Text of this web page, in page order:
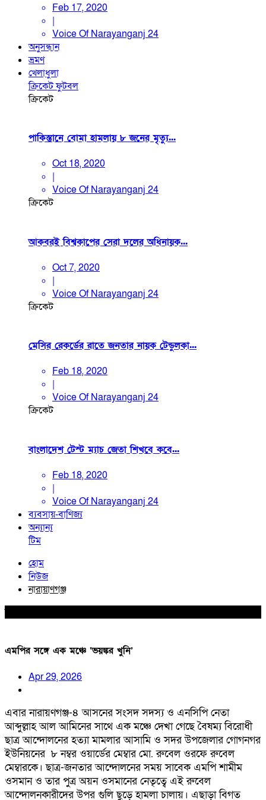
Feb 17, 2020
|
Voice Of Narayanganj 24
অনুসন্ধান
ভ্রমণ
খেলাধুলা
ক্রিকেটফুটবল
ক্রিকেট
পাকিস্তানে বোমা হামলায় ৮ জনের মৃত্যু...
Oct 18, 2020
|
Voice Of Narayanganj 24
ক্রিকেট
আকবরই বিশ্বকাপের সেরা দলের অধিনায়ক...
Oct 7, 2020
|
Voice Of Narayanganj 24
ক্রিকেট
মেসির রেকর্ডের রাতে জনতার নায়ক টেন্ডুলকা...
Feb 18, 2020
|
Voice Of Narayanganj 24
ক্রিকেট
বাংলাদেশ টেস্ট ম্যাচ জেতা শিখবে কবে...
Feb 18, 2020
|
Voice Of Narayanganj 24
ব্যবসায়-বাণিজ্য
অন্যান্য
টিম
হোম
নিউজ
নারায়াণগঞ্জ
এমপির সঙ্গে এক মঞ্চে ‘ভয়ঙ্কর খুনি’
Apr 29, 2026
এবার নারায়ণগঞ্জ-৪ আসনের সংসদ সদস্য ও এনসিপি নেতা
আব্দুল্লাহ আল আমিনের সাথে এক মঞ্চে দেখা গেছে বৈষম্য বিরোধী
ছাত্র আন্দোলনের হত্যা মামলার আসামি ও সদর উপজেলার গোগনগর
ইউনিয়নের ৮ নম্বর ওয়ার্ডের মেম্বার মো. রুবেল ওরফে রুবেল
মেম্বারকে। ছাত্র-জনতার আন্দোলনের সময় সাবেক এমপি শামীম
ওসমান ও তার পুত্র অয়ন ওসমানের নেতৃত্বে এই রুবেল
আন্দোলনকারীদের উপর গুলি ছুড়ে হামলা চালায়। এছাড়া বিগত